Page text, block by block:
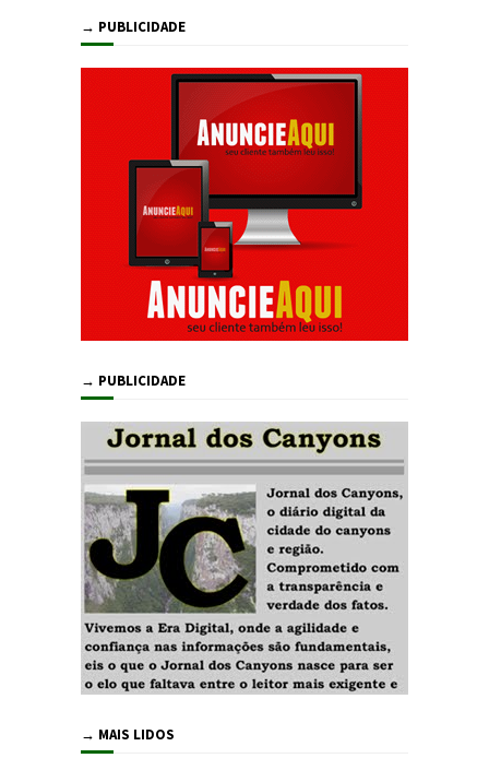
→ PUBLICIDADE
→ PUBLICIDADE
→ MAIS LIDOS